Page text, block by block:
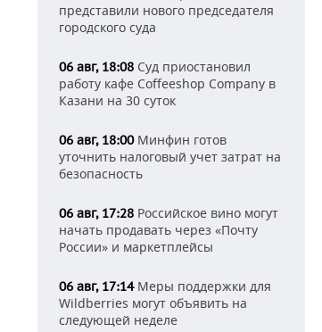
представили нового председателя
городского суда
06 авг, 18:08 Суд приостановил
работу кафе Coffeeshop Company в
Казани на 30 суток
06 авг, 18:00Минфин готов
уточнить налоговый учет затрат на
безопасность
06 авг, 17:28 Российское вино могут
начать продавать через «Почту
России» и маркетплейсы
06 авг, 17:14Меры поддержки для
Wildberries могут объявить на
следующей неделе